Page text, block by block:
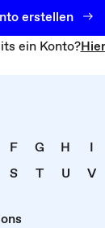
erstellen
ein Konto?
F G H I
S T U V